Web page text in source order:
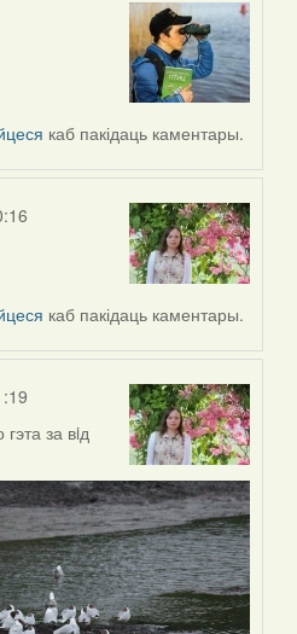
каб пакідаць каментары.
каб пакідаць каментары.
за вiд